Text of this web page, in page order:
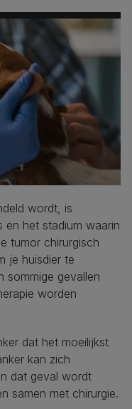
wordt, is
en het stadium waarin
tumor chirurgisch
je huisdier te
sommige gevallen
worden
dat het moeilijkst
kan zich
dat geval wordt
samen met chirurgie.